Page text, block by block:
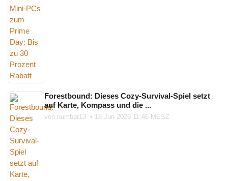
Forestbound: Dieses Cozy-Survival-Spiel setzt
auf Karte, Kompass und die ...
von number13 • 18 Jun 2026 11:46 MESZ